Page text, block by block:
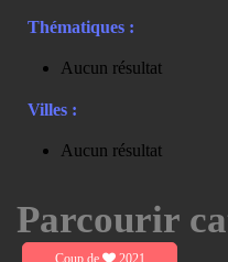
Thématiques :
Aucun résultat
Villes :
Aucun résultat
Parcourir
Coup de 2021